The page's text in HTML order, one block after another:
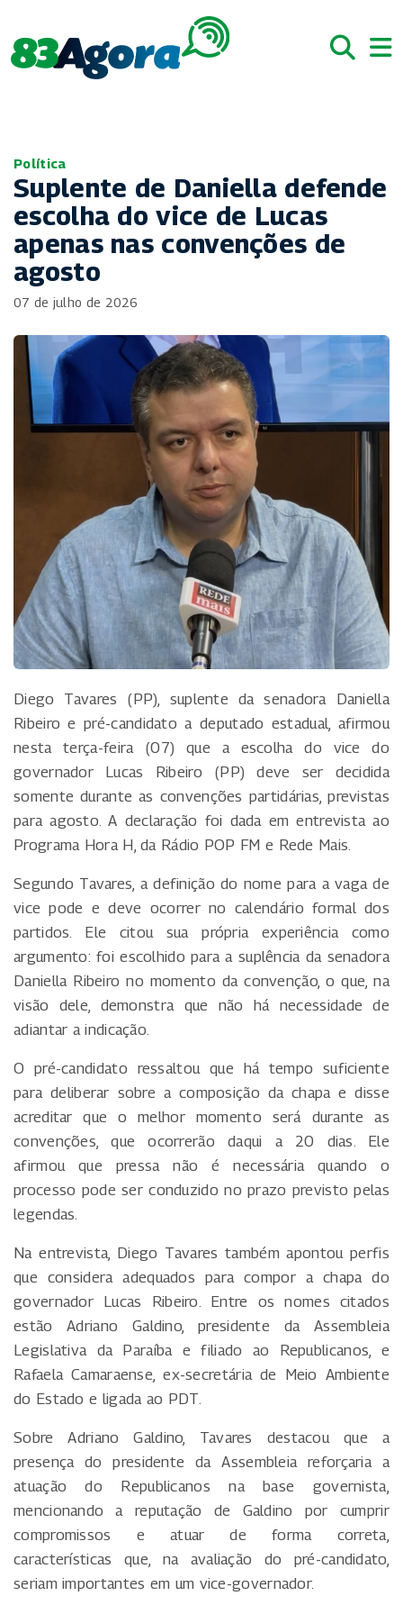
Política
Suplente de Daniella defende
escolha do vice de Lucas
apenas nas convenções de
agosto
07 de julho de 2026
Diego Tavares (PP), suplente da senadora Daniella
Ribeiro e pré-candidato a deputado estadual, afirmou
nesta terça-feira (07) que a escolha do vice do
governador Lucas Ribeiro (PP) deve ser decidida
somente durante as convenções partidárias, previstas
para agosto. A declaração foi dada em entrevista ao
Programa Hora H, da Rádio POP FM e Rede Mais.
Segundo Tavares, a definição do nome para a vaga de
vice pode e deve ocorrer no calendário formal dos
partidos. Ele citou sua própria experiência como
argumento: foi escolhido para a suplência da senadora
Daniella Ribeiro no momento da convenção, o que, na
visão dele, demonstra que não há necessidade de
adiantar a indicação.
O pré-candidato ressaltou que há tempo suficiente
para deliberar sobre a composição da chapa e disse
acreditar que o melhor momento será durante as
convenções, que ocorrerão daqui a 20 dias. Ele
afirmou que pressa não é necessária quando o
processo pode ser conduzido no prazo previsto pelas
legendas.
Na entrevista, Diego Tavares também apontou perfis
que considera adequados para compor a chapa do
governador Lucas Ribeiro. Entre os nomes citados
estão Adriano Galdino, presidente da Assembleia
Legislativa da Paraíba e filiado ao Republicanos, e
Rafaela Camaraense, ex-secretária de Meio Ambiente
do Estado e ligada ao PDT.
Sobre Adriano Galdino, Tavares destacou que a
presença do presidente da Assembleia reforçaria a
atuação do Republicanos na base governista,
mencionando a reputação de Galdino por cumprir
compromissos e atuar de forma correta,
características que, na avaliação do pré-candidato,
seriam importantes em um vice-governador.